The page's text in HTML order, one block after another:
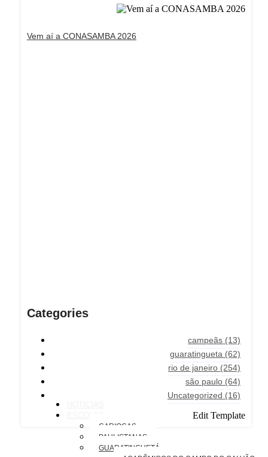
Vem aí a CONASAMBA 2026
Categories
campeãs (13)
guaratingueta (62)
rio de janeiro (254)
são paulo (64)
Uncategorized (16)
Edit Template
CARIOCAS
PAULISTANAS
GUARATINGUETÁ